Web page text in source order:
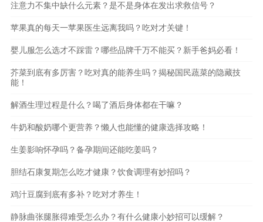
注意力不集中缺什么元素？是不是身体在发出求救信号？
苹果真的每天一苹果医生远离我吗？吃对才关键！
婴儿服怎么选才不踩雷？哪些品牌千万不能买？新手爸妈必看！
芥菜到底有多厉害？吃对真的能养生吗？揭秘国民蔬菜的隐藏技
能！
解酒生理过程是什么？喝了酒后身体都在干嘛？
牛奶和酸奶哪个更营养？懒人也能懂的健康选择攻略！
生姜影响怀孕吗？备孕期间还能吃姜吗？
胆结石康复期怎么吃才健康？饮食调理有妙招吗？
鸡汁豆腐到底有多补？吃对才养生！
静脉曲张腿胀得难受怎么办？有什么健康小妙招可以缓解？